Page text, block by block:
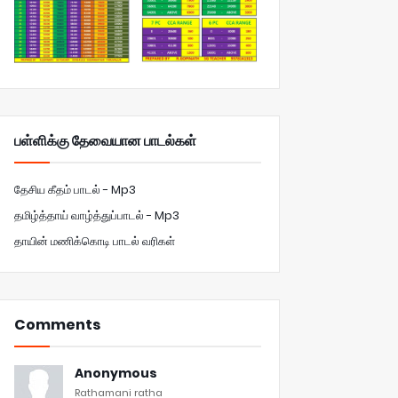
பள்ளிக்கு தேவையான பாடல்கள்
தேசிய கீதம் பாடல் - Mp3
தமிழ்த்தாய் வாழ்த்துப்பாடல் - Mp3
தாயின் மணிக்கொடி பாடல் வரிகள்
Comments
Anonymous
Rathamani ratha